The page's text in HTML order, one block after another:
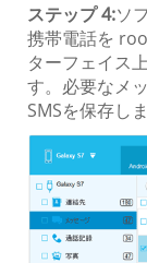
ステップ 4:ソ
携帯電話を
ターフェイス
す。必要なメ
SMSを保存しま